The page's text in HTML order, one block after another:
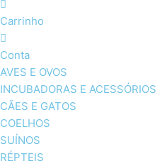
Carrinho
Conta
AVES E OVOS
INCUBADORAS E ACESSÓRIOS
CÃES E GATOS
COELHOS
SUÍNOS
RÉPTEIS